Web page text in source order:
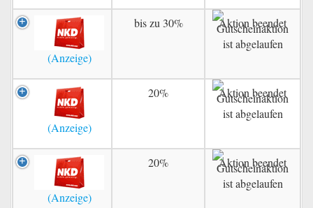
bis zu 30% Aktion beendet
20% Aktion beendet
20% Aktion beendet